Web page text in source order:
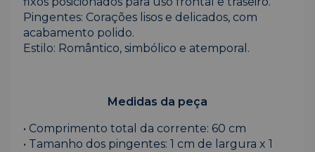
Pingentes: Corações lisos e delicados, com
acabamento polido.
Estilo: Romântico, simbólico e atemporal.
Medidas da peça
• Comprimento total da corrente: 60 cm
• Tamanho dos pingentes: 1 cm de largura x 1